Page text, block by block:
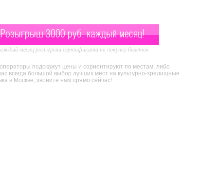
Розыгрыш 3000 руб. каждый месяц!
месяц розыгрыш сертификата на покупку билетов
подскажут цены и сориентируют по местам, либо
всегда большой выбор лучших мест на культурно-зрелищные
в Москве, звоните нам прямо сейчас!